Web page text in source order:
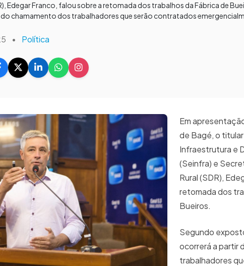
Edegar Franco, falou sobre a retomada dos trabalhos da Fábrica de
chamamento dos trabalhadores que serão contratados
• Política
Em
de Bagé, o
Infraestrutura e
(Seinfra) e
Rural (SDR),
retomada dos
Bueiros.
Segundo
ocorrerá a partir
trabalhadores